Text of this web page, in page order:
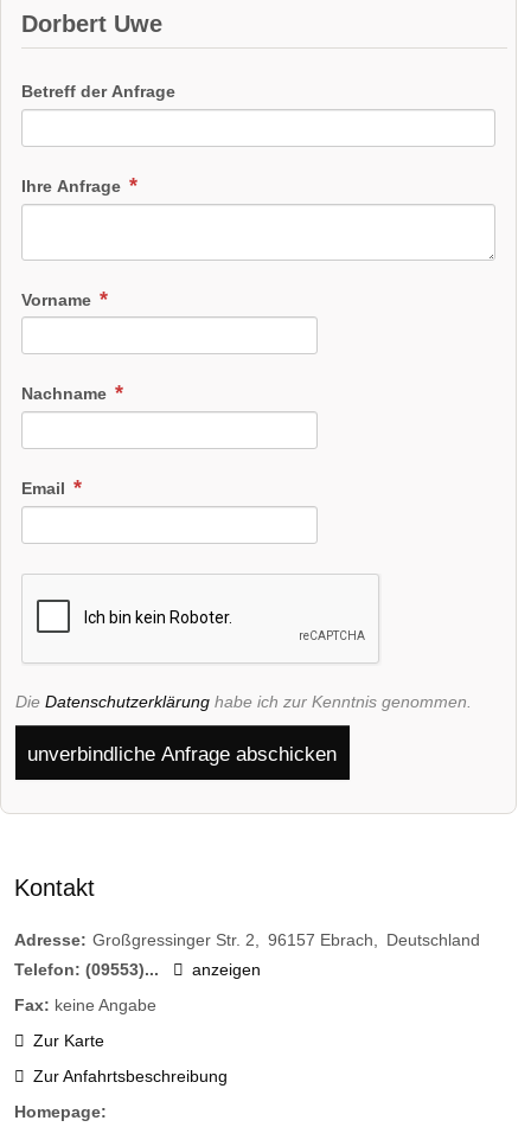
Dorbert Uwe
Betreff der Anfrage
Ihre Anfrage
Vorname
Nachname
Email
Die Datenschutzerklärung habe ich zur Kenntnis genommen.
unverbindliche Anfrage abschicken
Kontakt
Adresse: Großgressinger Str. 2 96157 Ebrach
Deutschland
Telefon: (09553)...
anzeigen
Fax: keine Angabe
Zur Karte
Zur Anfahrtsbeschreibung
Homepage: